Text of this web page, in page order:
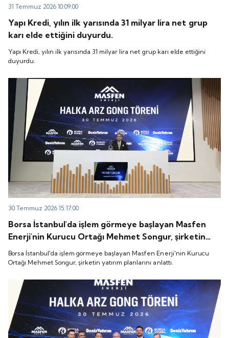
31 Temmuz 2026 10:09:00
Yapı Kredi, yılın ilk yarısında 31 milyar lira net grup
karı elde ettiğini duyurdu.
Yapı Kredi, yılın ilk yarısında 31 milyar lira net grup karı elde ettiğini
duyurdu.
30 Temmuz 2026 15:17:00
Borsa İstanbul'da işlem görmeye başlayan Masfen
Enerji'nin Kurucu Ortağı Mehmet Songur, şirketin
yatırım planlarını anlattı.
Borsa İstanbul'da işlem görmeye başlayan Masfen Enerji'nin Kurucu
Ortağı Mehmet Songur, şirketin yatırım planlarını anlattı.